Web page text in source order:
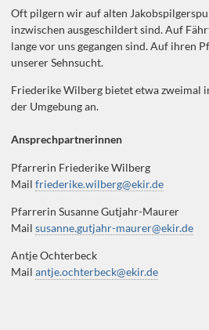
Oft pilgern wir auf alten
inzwischen ausgeschildert sind. Auf
lange vor uns gegangen sind. Auf ihren
unserer Sehnsucht.
Friederike Wilberg bietet etwa zweimal
der Umgebung an.
Ansprechpartnerinnen
Pfarrerin Friederike Wilberg
Mailfriederike.wilberg@ekir.de
Pfarrerin Susanne Gutjahr-Maurer
Mailsusanne.gutjahr-maurer@ekir.de
Antje Ochterbeck
Mailantje.ochterbeck@ekir.de